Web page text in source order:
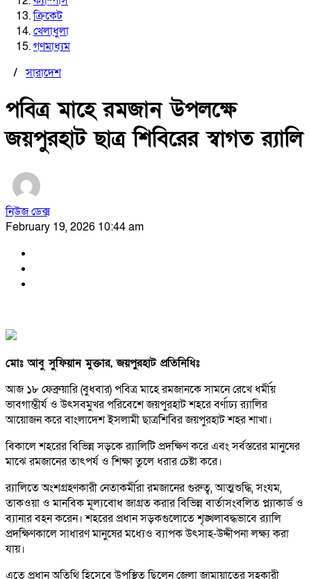
ক্রিকেট
খেলাধুলা
গণমাধ্যম
/সারাদেশ
পবিত্র মাহে রমজান উপলক্ষে
জয়পুরহাট ছাত্র শিবিরের স্বাগত র‍্যালি
নিউজ ডেক্স
February 19, 2026 10:44 am
মোঃ আবু সুফিয়ান মুক্তার, জয়পুরহাট প্রতিনিধিঃ
আজ ১৮ ফেব্রুয়ারি (বুধবার) পবিত্র মাহে রমজানকে সামনে রেখে ধর্মীয়
ভাবগাম্ভীর্য ও উৎসবমুখর পরিবেশে জয়পুরহাট শহরে বর্ণাঢ্য র‍্যালির
আয়োজন করে বাংলাদেশ ইসলামী ছাত্রশিবির জয়পুরহাট শহর শাখা।
বিকালে শহরের বিভিন্ন সড়কে র‍্যালিটি প্রদক্ষিণ করে এবং সর্বস্তরের মানুষের
মাঝে রমজানের তাৎপর্য ও শিক্ষা তুলে ধরার চেষ্টা করে।
র‍্যালিতে অংশগ্রহণকারী নেতাকর্মীরা রমজানের গুরুত্ব, আত্মশুদ্ধি, সংযম,
তাকওয়া ও মানবিক মূল্যবোধ জাগ্রত করার বিভিন্ন বার্তাসংবলিত প্ল্যাকার্ড ও
ব্যানার বহন করেন। শহরের প্রধান সড়কগুলোতে শৃঙ্খলাবদ্ধভাবে র‍্যালি
প্রদক্ষিণকালে সাধারণ মানুষের মধ্যেও ব্যাপক উৎসাহ-উদ্দীপনা লক্ষ্য করা
যায়।
এতে প্রধান অতিথি হিসেবে উপস্থিত ছিলেন জেলা জামায়াতের সহকারী